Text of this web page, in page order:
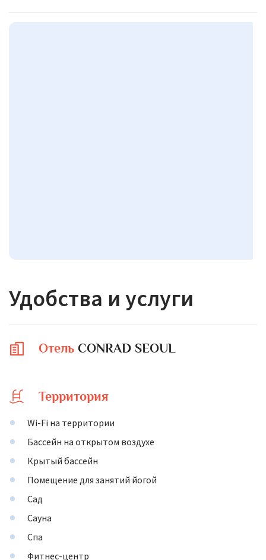
Удобства и услуги
Отель CONRAD SEOUL
Территория
Wi-Fi на территории
Бассейн на открытом воздухе
Крытый бассейн
Помещение для занятий йогой
Сад
Сауна
Спа
Фитнес-центр